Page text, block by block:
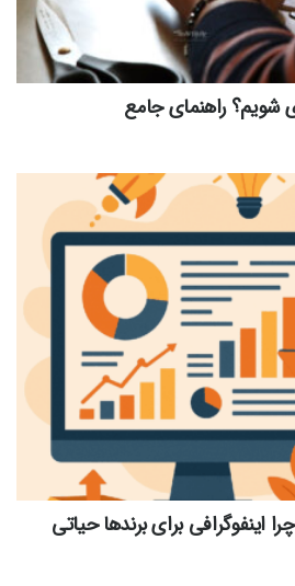
راهنمای جامع
اینفوگرافی برای برندها حیاتی